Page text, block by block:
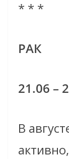
* * *
РАК
21.06 –
В